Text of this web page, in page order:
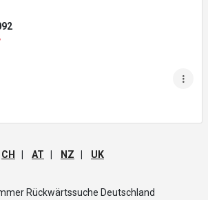
CH AT NZ UK
Rückwärtssuche Deutschland